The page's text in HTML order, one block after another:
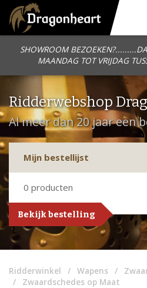
SHOWROOM
MAANDAG TOT VRIJDAG
Ridderwebshop
Al meer dan 20 jaar een
Mijn bestellijst
0 producten
Bekijk bestelling
Ridderwinkel Wapens
Zwaardschedes op Maat